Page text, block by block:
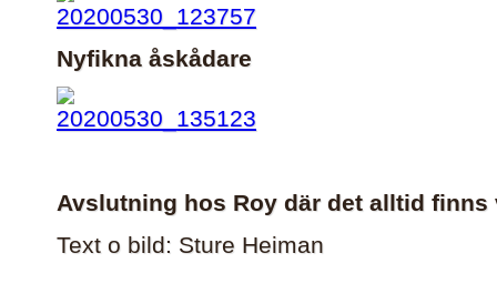
Nyfikna åskådare
Avslutning hos Roy där det alltid finns
Text o bild: Sture Heiman